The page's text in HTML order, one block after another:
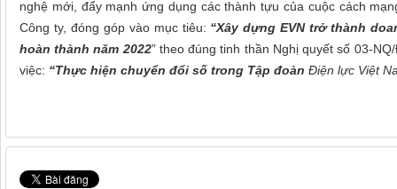
nghệ mới, đẩy mạnh ứng dụng các thành tựu của cuộc cách
Công ty, đóng góp vào mục tiêu: “Xây dựng EVN trở thành
hoàn thành năm 2022” theo đúng tinh thần Nghị quyết số 03-
việc: “Thực hiện chuyển đổi số trong Tập đoàn Điện lực Việt